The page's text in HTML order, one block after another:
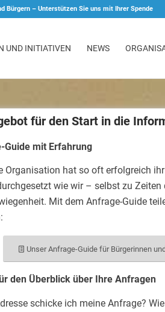
Bürgern – Unterstützen Sie uns mit Ihrer Spende
UND INITIATIVEN NEWS
für den Start in die
Guide mit Erfahrung
Organisation hat so oft erfolgreich
wie wir – selbst zu Zeiten
Mit dem Anfrage-Guide
Unser Anfrage-Guide für Bürgerinnen
den Überblick über Ihre Anfragen
schicke ich meine Anfrage?